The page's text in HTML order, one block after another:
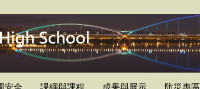
安全 課綱與課程 成果與展示 防災專區